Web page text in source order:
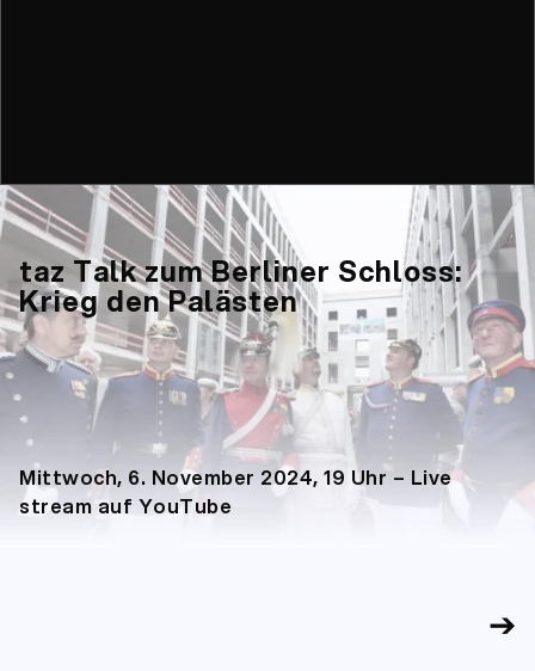
taz Talk zum Berliner Schloss:
Krieg den Palästen
Mittwoch, 6. November 2024, 19 Uhr – Live
stream auf YouTube
➔